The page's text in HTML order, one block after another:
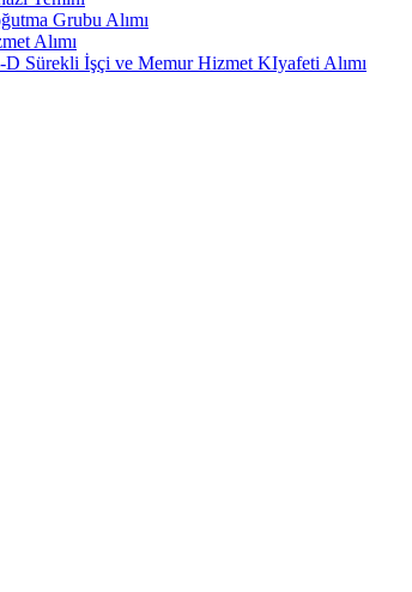
Grubu Alımı
Alımı
D Sürekli İşçi ve Memur Hizmet KIyafeti Alımı